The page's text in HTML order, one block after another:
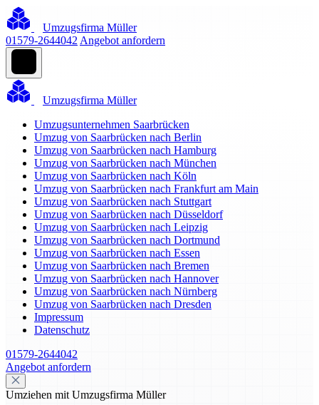
Umzugsfirma Müller
01579-2644042 Angebot anfordern
Umzugsfirma Müller
Umzugsunternehmen Saarbrücken
Umzug von Saarbrücken nach Berlin
Umzug von Saarbrücken nach Hamburg
Umzug von Saarbrücken nach München
Umzug von Saarbrücken nach Köln
Umzug von Saarbrücken nach Frankfurt am Main
Umzug von Saarbrücken nach Stuttgart
Umzug von Saarbrücken nach Düsseldorf
Umzug von Saarbrücken nach Leipzig
Umzug von Saarbrücken nach Dortmund
Umzug von Saarbrücken nach Essen
Umzug von Saarbrücken nach Bremen
Umzug von Saarbrücken nach Hannover
Umzug von Saarbrücken nach Nürnberg
Umzug von Saarbrücken nach Dresden
Impressum
Datenschutz
01579-2644042
Angebot anfordern
Umziehen mit Umzugsfirma Müller